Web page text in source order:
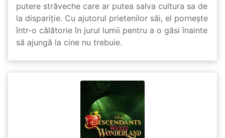
putere străveche care ar putea salva cultura sa de
la dispariție. Cu ajutorul prietenilor săi, el pornește
într-o călătorie în jurul lumii pentru a o găsi înainte
să ajungă la cine nu trebuie.